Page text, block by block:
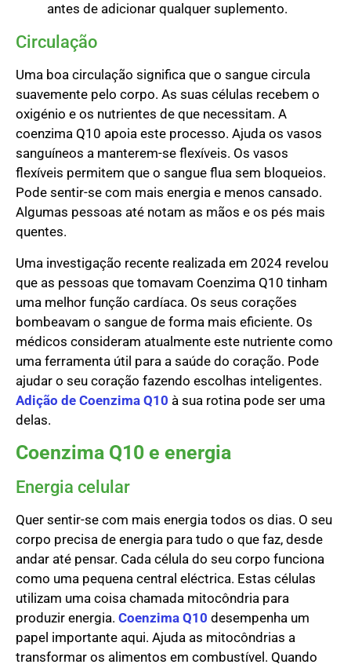
antes de adicionar qualquer suplemento.
Circulação
Uma boa circulação significa que o sangue circula
suavemente pelo corpo. As suas células recebem o
oxigénio e os nutrientes de que necessitam. A
coenzima Q10 apoia este processo. Ajuda os vasos
sanguíneos a manterem-se flexíveis. Os vasos
flexíveis permitem que o sangue flua sem bloqueios.
Pode sentir-se com mais energia e menos cansado.
Algumas pessoas até notam as mãos e os pés mais
quentes.
Uma investigação recente realizada em 2024 revelou
que as pessoas que tomavam Coenzima Q10 tinham
uma melhor função cardíaca. Os seus corações
bombeavam o sangue de forma mais eficiente. Os
médicos consideram atualmente este nutriente como
uma ferramenta útil para a saúde do coração. Pode
ajudar o seu coração fazendo escolhas inteligentes.
Adição de Coenzima Q10 à sua rotina pode ser uma
delas.
Coenzima Q10 e energia
Energia celular
Quer sentir-se com mais energia todos os dias. O seu
corpo precisa de energia para tudo o que faz, desde
andar até pensar. Cada célula do seu corpo funciona
como uma pequena central eléctrica. Estas células
utilizam uma coisa chamada mitocôndria para
produzir energia. Coenzima Q10 desempenha um
papel importante aqui. Ajuda as mitocôndrias a
transformar os alimentos em combustível. Quando